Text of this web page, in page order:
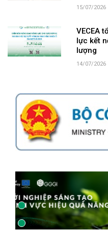
15/07/2026
VECEA
lực kết
lượng
14/07/2026